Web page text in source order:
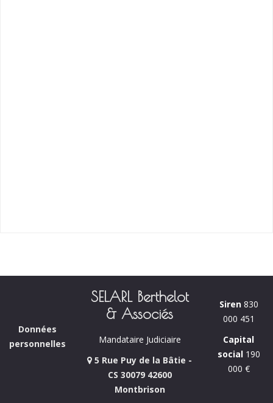
Données
personnelles
SELARL Berthelot
& Associés
Mandataire Judiciaire
5 Rue Puy de la Bâtie -
CS 30079 42600
Montbrison
Siren830
000 451
Capital
social190
000 €